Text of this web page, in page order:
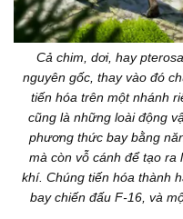
Cả chim, dơi, hay
nguyên gốc, thay vào đó
tiến hóa trên một nhánh
cũng là những loài động
phương thức bay bằng
mà còn vỗ cánh để tạo ra
khí. Chúng tiến hóa thành
bay chiến đấu F-16, và